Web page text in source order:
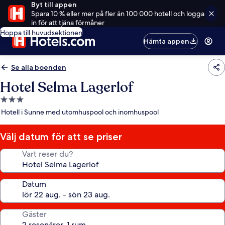
Byt till appen
Spara 10 % eller mer på fler än 100 000 hotell och logga
in för att tjäna förmåner
Hoppa till huvudsektionen
Hämta appen
Se alla boenden
Hotel Selma Lagerlof
3.0-
stjärnigt
Hotell i Sunne med utomhuspool och inomhuspool
Välj datum för att se priser
Vart reser du?
Datum
Gäster